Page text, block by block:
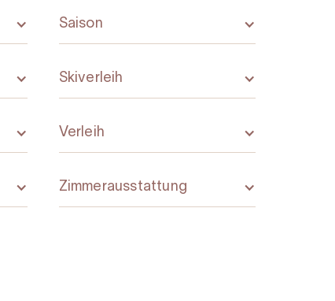
Saison
Skiverleih
Verleih
Zimmerausstattung